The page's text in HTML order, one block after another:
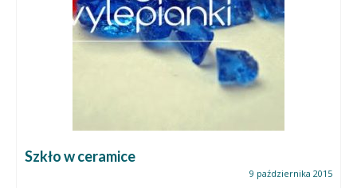
Szkło w ceramice
9 października 2015